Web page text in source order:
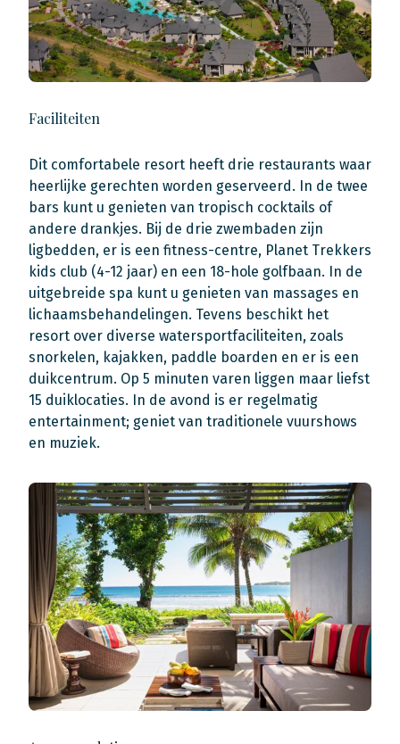
Faciliteiten
Dit comfortabele resort heeft drie restaurants waar
heerlijke gerechten worden geserveerd. In de twee
bars kunt u genieten van tropisch cocktails of
andere drankjes. Bij de drie zwembaden zijn
ligbedden, er is een fitness-centre, Planet Trekkers
kids club (4-12 jaar) en een 18-hole golfbaan. In de
uitgebreide spa kunt u genieten van massages en
lichaamsbehandelingen. Tevens beschikt het
resort over diverse watersportfaciliteiten, zoals
snorkelen, kajakken, paddle boarden en er is een
duikcentrum. Op 5 minuten varen liggen maar liefst
15 duiklocaties. In de avond is er regelmatig
entertainment; geniet van traditionele vuurshows
en muziek.